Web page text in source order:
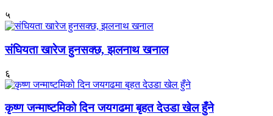
५
संघियता खारेज हुनसक्छ, झलनाथ खनाल
६
कृष्ण जन्माष्टमिको दिन जयगढमा बृहत देउडा खेल हुँने